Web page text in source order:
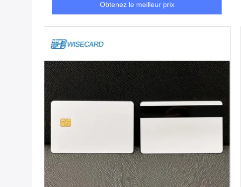
Obtenez le meilleur prix